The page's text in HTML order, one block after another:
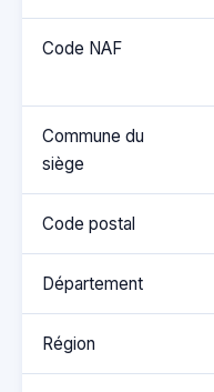
Code NAF
Commune du
siège
Code postal
Département
Région